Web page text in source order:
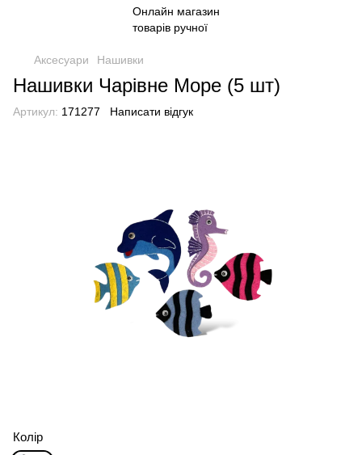
Аксесуари Нашивки
Нашивки Чарівне Море (5 шт)
Артикул: 171277 Написати відгук
Колір